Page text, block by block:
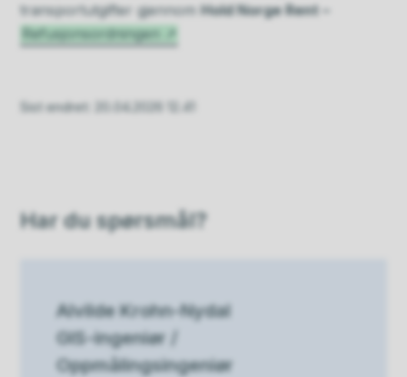
transportutgifter gjennomHold Norge Rent –
Refusjonsordningen
Sist endret 20.04.2026 12.41
Har du spørsmål?
Alvilde Krohn-Nydal
GIS-ingeniør /
Oppmålingsingeniør